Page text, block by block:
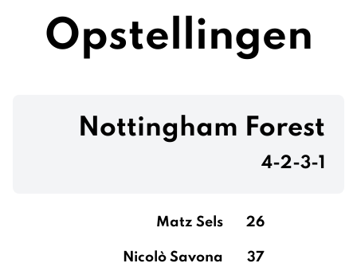
Opstellingen
Nottingham Forest
4-2-3-1
Matz Sels 26
Nicolò Savona 37